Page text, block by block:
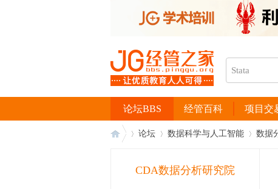
经管百科 项目交
论坛BBS
论坛 数据科学与人工智能 数据
CDA数据分析研究院